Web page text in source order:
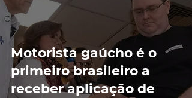
Motorista gaúcho é o
primeiro brasileiro a
receber aplicação de